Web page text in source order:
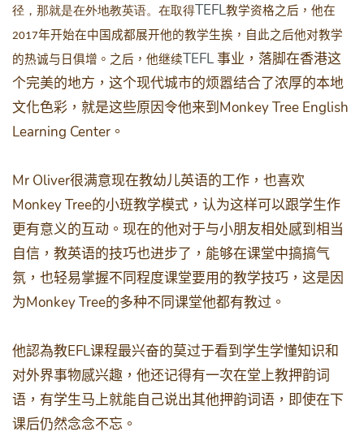
径，那就是在外地教英语。在取得TEFL教学资格之后，他在
2017年开始在中国成都展开他的教学生挨，自此之后他对教学
的热诚与日俱增。之后，他继续TEFL 事业，落脚在香港这
个完美的地方，这个现代城市的烦嚣结合了浓厚的本地
文化色彩，就是这些原因令他来到 Monkey Tree English
Learning Center 。
Mr Oliver很满意现在教幼儿英语的工作，也喜欢
Monkey Tree的小班教学模式，认为这样可以跟学生作
更有意义的互动。现在的他对于与小朋友相处感到相当
自信，教英语的技巧也进步了，能够在课堂中搞搞气
氛，也轻易掌握不同程度课堂要用的教学技巧，这是因
为Monkey Tree的多种不同课堂他都有教过。
他認為教EFL课程最兴奋的莫过于看到学生学懂知识和
对外界事物感兴趣，他还记得有一次在堂上教押韵词
语，有学生马上就能自己说出其他押韵词语，即使在下
课后仍然念念不忘。